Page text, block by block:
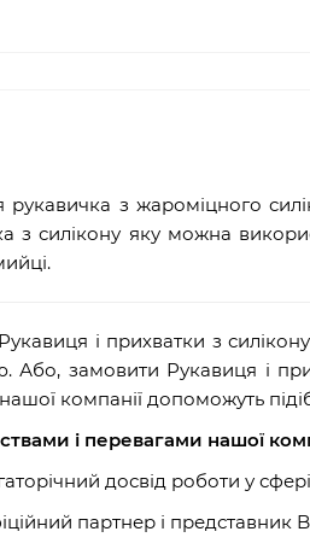
рукавичка з жароміцного
з силікону яку можна
і прихватки з
Або, замовити Рукавиця і
компанії допоможуть
і перевагами нашої
досвід роботи у
партнер і представник